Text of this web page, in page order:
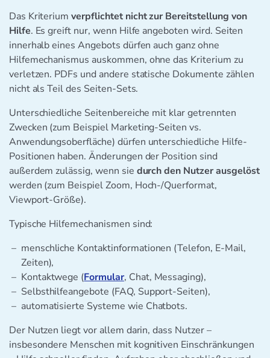
Das Kriteriumverpflichtet nicht zur Bereitstellung von
Hilfe. Es greift nur, wenn Hilfe angeboten wird. Seiten
innerhalb eines Angebots dürfen auch ganz ohne
Hilfemechanismus auskommen, ohne das Kriterium zu
verletzen. PDFs und andere statische Dokumente zählen
nicht als Teil des Seiten-Sets.
Unterschiedliche Seitenbereiche mit klar getrennten
Zwecken (zum Beispiel Marketing-Seiten vs.
Anwendungsoberfläche) dürfen unterschiedliche Hilfe-
Positionen haben. Änderungen der Position sind
außerdem zulässig, wenn sie durch den Nutzer ausgelöst
werden (zum Beispiel Zoom, Hoch-/Querformat,
Viewport-Größe).
Typische Hilfemechanismen sind:
menschliche Kontaktinformationen (Telefon, E-Mail,
Zeiten),
Kontaktwege (Formular, Chat, Messaging),
Selbsthilfeangebote (FAQ, Support-Seiten),
automatisierte Systeme wie Chatbots.
Der Nutzen liegt vor allem darin, dass Nutzer –
insbesondere Menschen mit kognitiven Einschränkungen